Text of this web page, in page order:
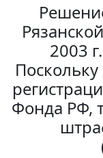
2003
Фонда РФ,